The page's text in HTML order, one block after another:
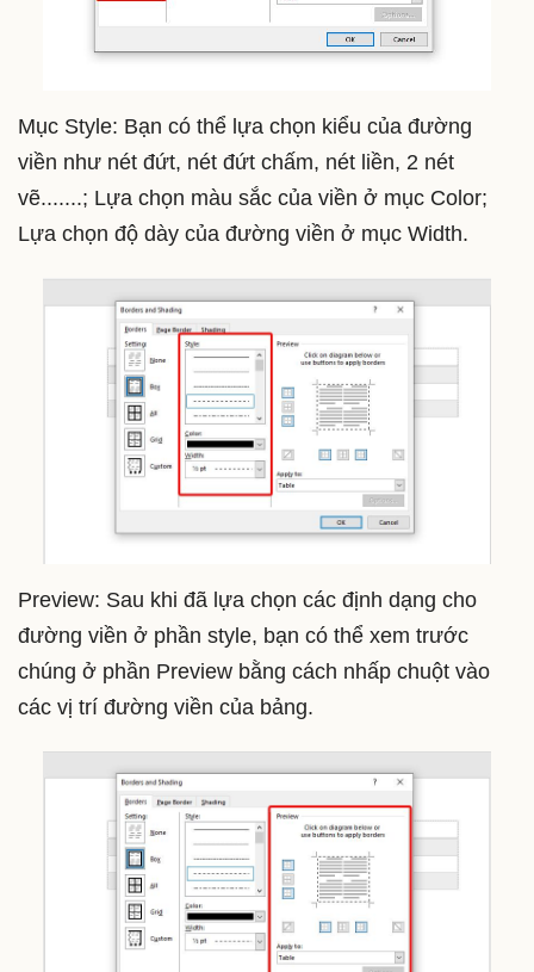
Mục Style: Bạn có thể lựa chọn kiểu của đường
viền như nét đứt, nét đứt chấm, nét liền, 2 nét
vẽ.......; Lựa chọn màu sắc của viền ở mục Color;
Lựa chọn độ dày của đường viền ở mục Width.
Preview: Sau khi đã lựa chọn các định dạng cho
đường viền ở phần style, bạn có thể xem trước
chúng ở phần Preview bằng cách nhấp chuột vào
các vị trí đường viền của bảng.